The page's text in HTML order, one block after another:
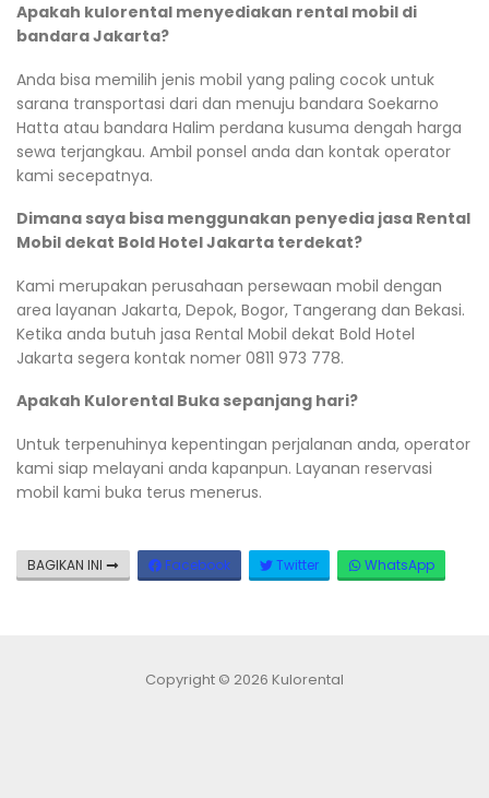
Apakah kulorental menyediakan rental mobil di
bandara Jakarta?
Anda bisa memilih jenis mobil yang paling cocok untuk
sarana transportasi dari dan menuju bandara Soekarno
Hatta atau bandara Halim perdana kusuma dengah harga
sewa terjangkau. Ambil ponsel anda dan kontak operator
kami secepatnya.
Dimana saya bisa menggunakan penyedia jasa Rental
Mobil dekat Bold Hotel Jakarta terdekat?
Kami merupakan perusahaan persewaan mobil dengan
area layanan Jakarta, Depok, Bogor, Tangerang dan Bekasi.
Ketika anda butuh jasa Rental Mobil dekat Bold Hotel
Jakarta segera kontak nomer 0811 973 778.
Apakah Kulorental Buka sepanjang hari?
Untuk terpenuhinya kepentingan perjalanan anda, operator
kami siap melayani anda kapanpun. Layanan reservasi
mobil kami buka terus menerus.
BAGIKAN INI Facebook Twitter WhatsApp
Copyright © 2026 Kulorental